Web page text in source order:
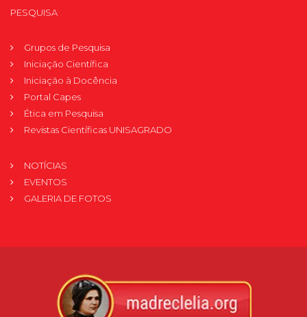
PESQUISA
Grupos de Pesquisa
Iniciação Científica
Iniciação à Docência
Portal Capes
Ética em Pesquisa
Revistas Científicas UNISAGRADO
NOTÍCIAS
EVENTOS
GALERIA DE FOTOS